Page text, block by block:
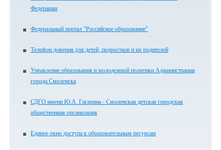
Федерации
Федеральный портал "Российское образование"
Телефон доверия для детей, подростков и их родителей
Управление образования и молодежной политики Администрации
города Смоленска
СДГО имени Ю.А. Гагарина - Смоленская детская городская
общественная организация
Единое окно доступа к образовательным ресурсам